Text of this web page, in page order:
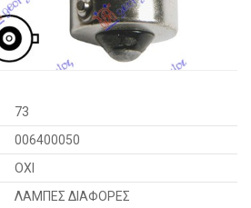
73
006400050
ΟΧΙ
ΛΑΜΠΕΣ ΔΙΑΦΟΡΕΣ